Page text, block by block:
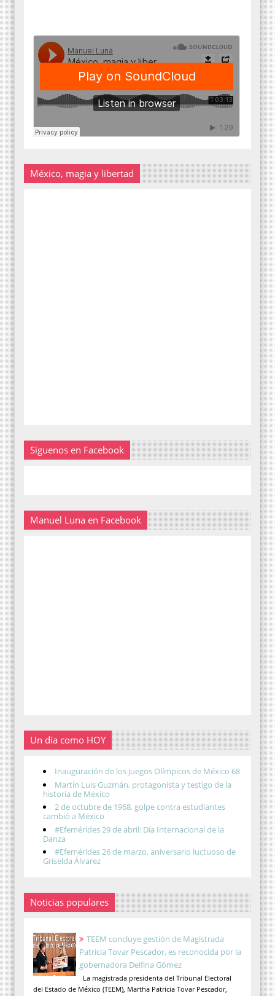
México, magia y libertad
Siguenos en Facebook
Manuel Luna en Facebook
Un día como HOY
Inauguración de los Juegos Olímpicos de México 68
Martín Luis Guzmán, protagonista y testigo de la
historia de México
2 de octubre de 1968, golpe contra estudiantes
cambió a México
#Efemérides 29 de abril: Día Internacional de la
Danza
#Efemérides 26 de marzo, aniversario luctuoso de
Griselda Álvarez
Noticias populares
TEEM concluye gestión de Magistrada
Patricia Tovar Pescador, es reconocida por la
gobernadora Delfina Gómez
La magistrada presidenta del Tribunal Electoral
del Estado de México (TEEM), Martha Patricia Tovar Pescador,